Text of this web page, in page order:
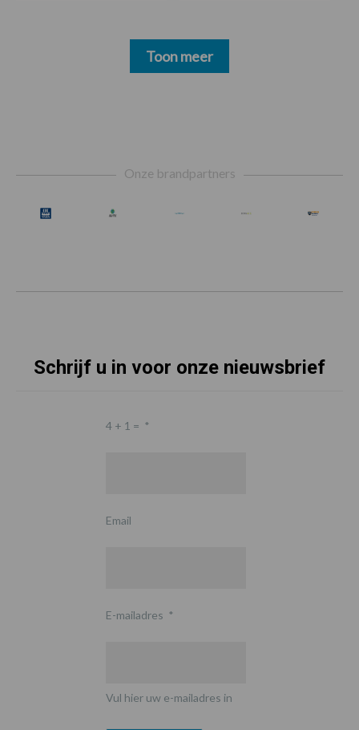
Toon meer
Onze brandpartners
Schrijf u in voor onze nieuwsbrief
4 + 1 = *
Email
E-mailadres *
Vul hier uw e-mailadres in